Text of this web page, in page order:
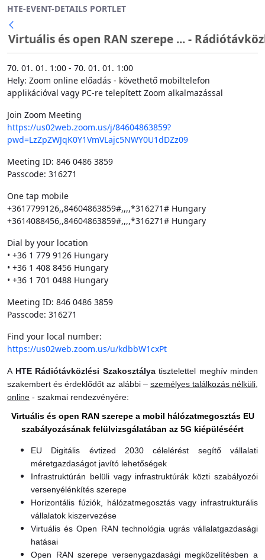
Ugrás a fő tartalomhoz
HTE-EVENT-DETAILS PORTLET
Virtuális és open RAN szerepe ... -
70. 01. 01. 1:00 - 70. 01. 01. 1:00
Hely: Zoom online előadás - követhető mobiltelefon
applikációval vagy PC-re telepített Zoom alkalmazással
Join Zoom Meeting
https://us02web.zoom.us/j/84604863859?
pwd=LzZpZWJqK0Y1VmVLajc5NWY0U1dDZz09
Meeting ID: 846 0486 3859
Passcode: 316271
One tap mobile
+3617799126,,84604863859#,,,,*316271# Hungary
+3614088456,,84604863859#,,,,*316271# Hungary
Dial by your location
• +36 1 779 9126 Hungary
• +36 1 408 8456 Hungary
• +36 1 701 0488 Hungary
Meeting ID: 846 0486 3859
Passcode: 316271
Find your local number:
https://us02web.zoom.us/u/kdbbW1cxPt
A HTE Rádiótávközlési Szakosztályatisztelettel meghív minden
szakembert és érdeklődőt az alábbi – személyes találkozás nélküli,
online - szakmai rendezvényére:
Virtuális és open RAN szerepe a mobil hálózatmegosztás EU
szabályozásának felülvizsgálatában az 5G kiépüléséért
EU Digitális évtized 2030 célelérést segítő vállalati
méretgazdaságot javító lehetőségek
Infrastruktúrán belüli vagy infrastruktúrák közti szabályozói
versenyélénkítés szerepe
Horizontális fúziók, hálózatmegosztás vagy infrastrukturális
vállalatok kiszervezése
Virtuális és Open RAN technológia ugrás vállalatgazdasági
hatásai
Open RAN szerepe versenygazdasági megközelítésben a